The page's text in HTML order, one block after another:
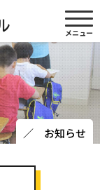
野々内
メニュー
／ お知らせ